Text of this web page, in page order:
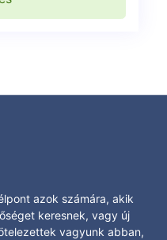
azok számára, akik
keresnek, vagy új
vagyunk abban,